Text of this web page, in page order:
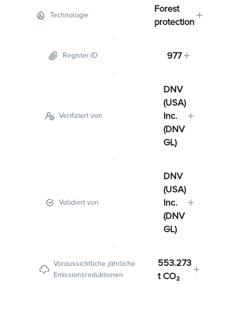
Technologie
Forest
protection
Register-ID 977
Verifiziert von
DNV
(USA)
Inc.
(DNV
GL)
Validiert von
DNV
(USA)
Inc.
(DNV
GL)
Voraussichtliche jährliche
Emissionsreduktionen
553.273
t CO₂